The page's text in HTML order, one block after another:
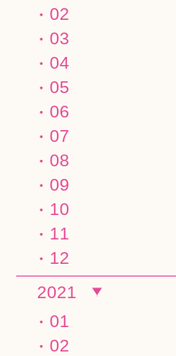
02
03
04
05
06
07
08
09
10
11
12
2021
01
02